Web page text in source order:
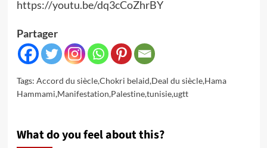
https://youtu.be/dq3cCoZhrBY
Partager
Tags: Accord du siècle,Chokri belaid,Deal du siècle,Hama
Hammami,Manifestation,Palestine,tunisie,ugtt
What do you feel about this?